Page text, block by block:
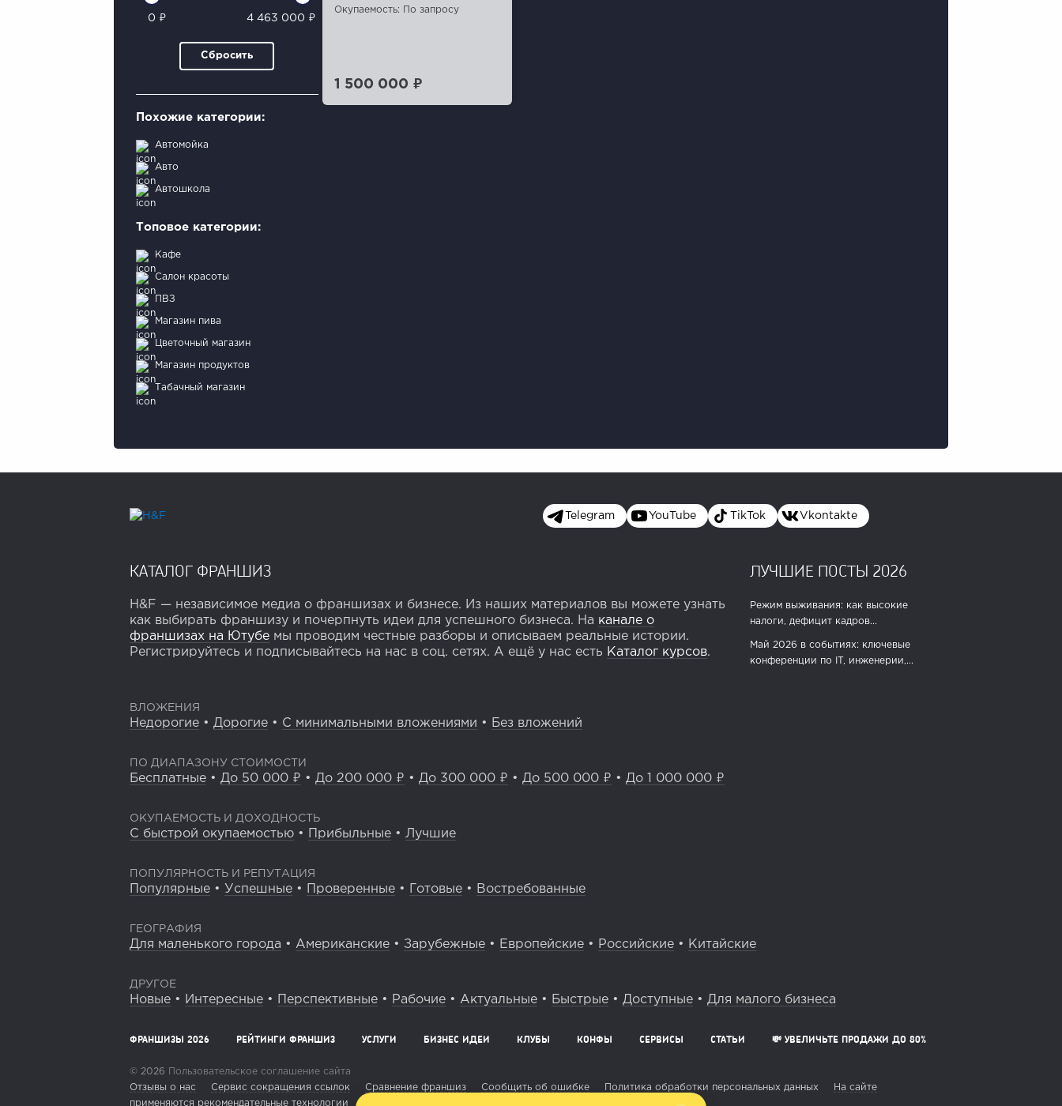
0 ₽ 4 463 000 ₽
Сбросить
Похожие категории:
Автомойка
Авто
Автошкола
Топовое категории:
Кафе
Салон красоты
ПВЗ
Магазин пива
Цветочный магазин
Магазин продуктов
Табачный магазин
Окупаемость: По запросу
1 500 000 ₽
Telegram YouTube TikTok Vkontakte
КАТАЛОГ ФРАНШИЗ
H&F — независимое медиа о франшизах и бизнесе. Из наших материалов вы можете узнать
как выбирать франшизу и почерпнуть идеи для успешного бизнеса. На канале о
франшизах на Ютубе мы проводим честные разборы и описываем реальные истории.
Регистрируйтесь и подписывайтесь на нас в соц. сетях. А ещё у нас есть Каталог курсов.
ЛУЧШИЕ ПОСТЫ 2026
Режим выживания: как высокие
налоги, дефицит кадров...
Май 2026 в событиях: ключевые
конференции по IT, инженерии,...
ВЛОЖЕНИЯ
Недорогие • Дорогие • С минимальными вложениями • Без вложений
ПО ДИАПАЗОНУ СТОИМОСТИ
Бесплатные • До 50 000 ₽ • До 200 000 ₽ • До 300 000 ₽ • До 500 000 ₽ • До 1 000 000 ₽
ОКУПАЕМОСТЬ И ДОХОДНОСТЬ
С быстрой окупаемостью • Прибыльные • Лучшие
ПОПУЛЯРНОСТЬ И РЕПУТАЦИЯ
Популярные • Успешные • Проверенные • Готовые • Востребованные
ГЕОГРАФИЯ
Для маленького города • Американские • Зарубежные • Европейские • Российские • Китайские
ДРУГОЕ
Новые • Интересные • Перспективные • Рабочие • Актуальные • Быстрые • Доступные • Для малого бизнеса
ФРАНШИЗЫ 2026 РЕЙТИНГИ ФРАНШИЗ УСЛУГИ БИЗНЕС ИДЕИ КЛУБЫ КОНФЫ СЕРВИСЫ СТАТЬИ 💸 УВЕЛИЧЬТЕ ПРОДАЖИ ДО 80%
© 2026 Пользовательское соглашение сайта
Отзывы о нас
Сервис сокращения ссылок Сравнение франшиз Сообщить об ошибке Политика обработки персональных данных
На сайте
применяются рекомендательные технологии